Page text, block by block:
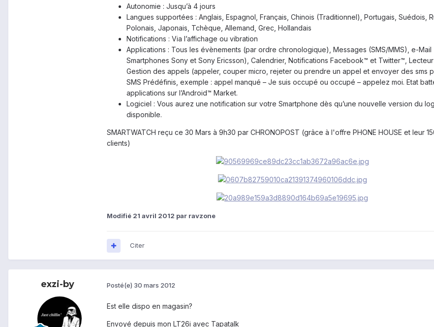
Autonomie : Jusqu’à 4 jours
Langues supportées : Anglais, Espagnol, Français, Chinois (Traditionnel), Portugais, Suédois,
Polonais, Japonais, Tchèque, Allemand, Grec, Hollandais
Notifications : Via l’affichage ou vibration
Applications : Tous les évènements (par ordre chronologique), Messages (SMS/MMS), e-Mail
Smartphones Sony et Sony Ericsson), Calendrier, Notifications Facebook™ et Twitter™, Lecteur
Gestion des appels (appeler, couper micro, rejeter ou prendre un appel et envoyer des sms
SMS Prédéfinis, exemple : appel manqué – Je suis occupé ou occupé – appelez moi. Etat
applications sur l’Android™ Market.
Logiciel : Vous aurez une notification sur votre Smartphone dès qu’une nouvelle version du
disponible.
SMARTWATCH reçu ce 30 Mars à 9h30 par CHRONOPOST (grâce à l'offre PHONE HOUSE et leur
clients)
Modifié 21 avril 2012 par ravzone
Citer
exzi-by Posté(e) 30 mars 2012
Est elle dispo en magasin?
Envoyé depuis mon LT26i avec Tapatalk